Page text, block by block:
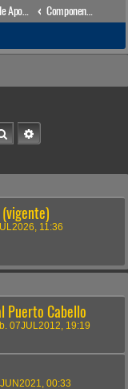
BuscarBúsqueda avanzada
(vigente)
11:36
Puerto Cabello
07JUL2012, 19:19
00:33